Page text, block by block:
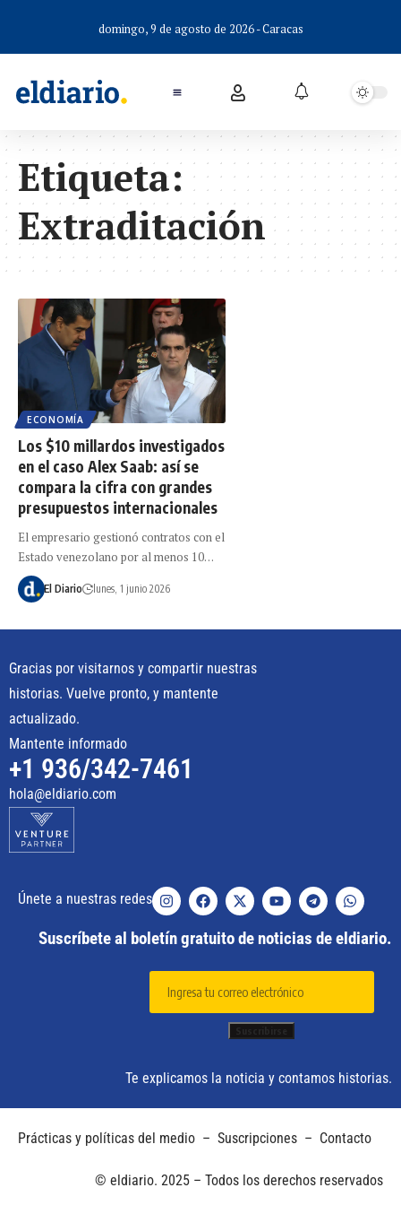
domingo, 9 de agosto de 2026 - Caracas
Etiqueta:
Extraditación
ECONOMÍA
Los $10 millardos investigados
en el caso Alex Saab: así se
compara la cifra con grandes
presupuestos internacionales
El empresario gestionó contratos con el
Estado venezolano por al menos 10…
El Diario lunes, 1 junio 2026
Gracias por visitarnos y compartir nuestras
historias. Vuelve pronto, y mantente
actualizado.
Mantente informado
+1 936/342-7461
hola@eldiario.com
Únete a nuestras redes
Suscríbete al boletín gratuito de noticias de eldiario.
Te explicamos la noticia y contamos historias.
Prácticas y políticas del medio – Suscripciones – Contacto
© eldiario. 2025 – Todos los derechos reservados